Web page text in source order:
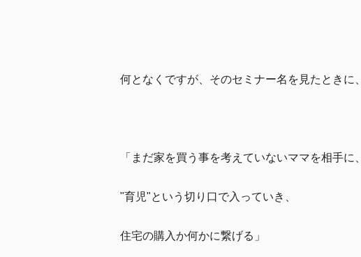
何となくですが、そのセミナー名を見たときに、
「まだ家を買う事を考えていないママを相手に、
"育児"という切り口で入っていき、
住宅の購入か何かに繋げる」